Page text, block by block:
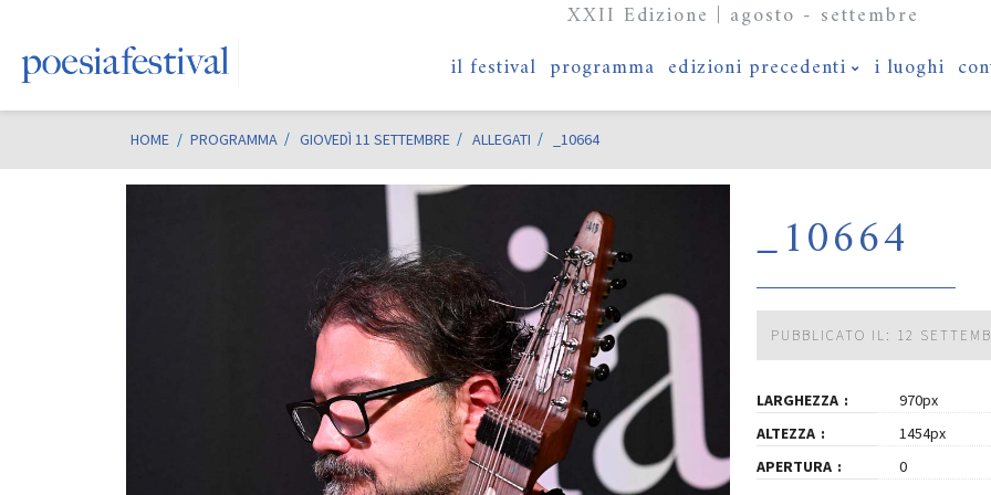
XXII Edizione | agosto - settembre
il festival programma edizioni precedenti i luoghi
HOME / PROGRAMMA GIOVEDÌ 11 SETTEMBRE ALLEGATI _10664
_10664
PUBBLICATO IL: 12
LARGHEZZA
970px
ALTEZZA
1454px
APERTURA
0